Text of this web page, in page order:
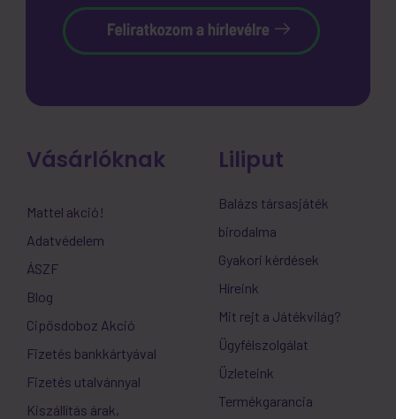
Vásárlóknak
Mattel akció!
Adatvédelem
ÁSZF
Blog
Cipősdoboz Akció
Fizetés bankkártyával
Fizetés utalvánnyal
Kiszállítás árak,
Liliput
Balázs társasjáték
birodalma
Gyakori kérdések
Híreink
Mit rejt a Játékvilág?
Ügyfélszolgálat
Üzleteink
Termékgarancia